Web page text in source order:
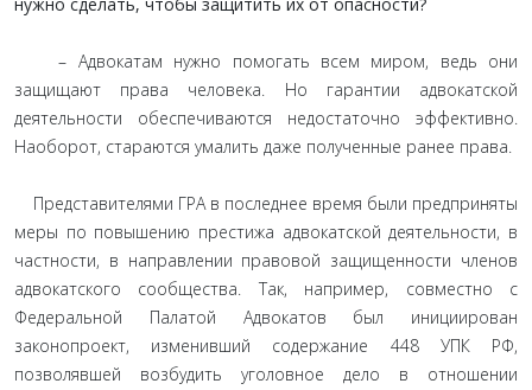
– Адвокатам нужно помогать всем миром, ведь они
защищают права человека. Но гарантии адвокатской
деятельности обеспечиваются недостаточно эффективно.
Наоборот, стараются умалить даже полученные ранее права.
Представителями ГРА в последнее время были предприняты
меры по повышению престижа адвокатской деятельности, в
частности, в направлении правовой защищенности членов
адвокатского сообщества. Так, например, совместно с
Федеральной Палатой Адвокатов был инициирован
законопроект, изменивший содержание 448 УПК РФ,
позволявшей возбудить уголовное дело в отношении